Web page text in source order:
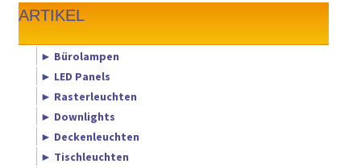
ARTIKEL
► Bürolampen
► LED Panels
► Rasterleuchten
► Downlights
► Deckenleuchten
► Tischleuchten